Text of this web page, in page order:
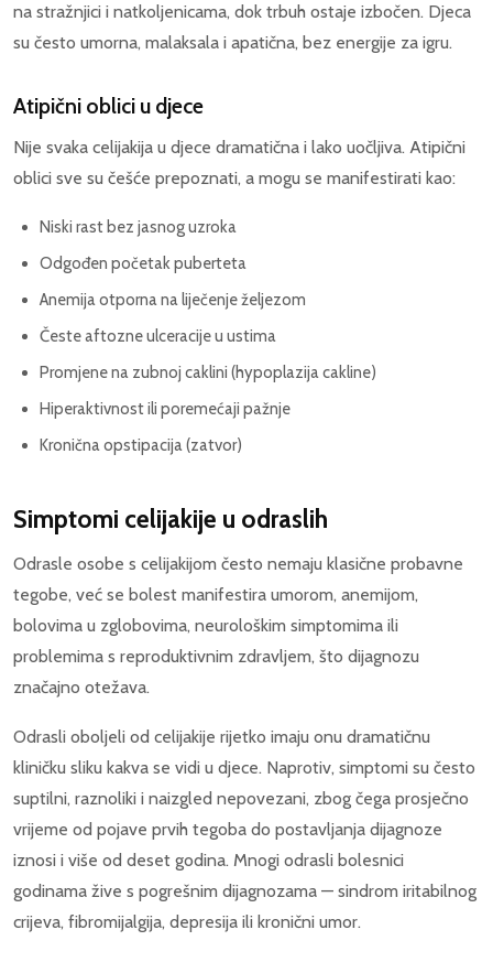
na stražnjici i natkoljenicama, dok trbuh ostaje izbočen. Djeca
su često umorna, malaksala i apatična, bez energije za igru.
Atipični oblici u djece
Nije svaka celijakija u djece dramatična i lako uočljiva. Atipični
oblici sve su češće prepoznati, a mogu se manifestirati kao:
Niski rast bez jasnog uzroka
Odgođen početak puberteta
Anemija otporna na liječenje željezom
Česte aftozne ulceracije u ustima
Promjene na zubnoj caklini (hypoplazija cakline)
Hiperaktivnost ili poremećaji pažnje
Kronična opstipacija (zatvor)
Simptomi celijakije u odraslih
Odrasle osobe s celijakijom često nemaju klasične probavne
tegobe, već se bolest manifestira umorom, anemijom,
bolovima u zglobovima, neurološkim simptomima ili
problemima s reproduktivnim zdravljem, što dijagnozu
značajno otežava.
Odrasli oboljeli od celijakije rijetko imaju onu dramatičnu
kliničku sliku kakva se vidi u djece. Naprotiv, simptomi su često
suptilni, raznoliki i naizgled nepovezani, zbog čega prosječno
vrijeme od pojave prvih tegoba do postavljanja dijagnoze
iznosi i više od deset godina. Mnogi odrasli bolesnici
godinama žive s pogrešnim dijagnozama — sindrom iritabilnog
crijeva, fibromijalgija, depresija ili kronični umor.